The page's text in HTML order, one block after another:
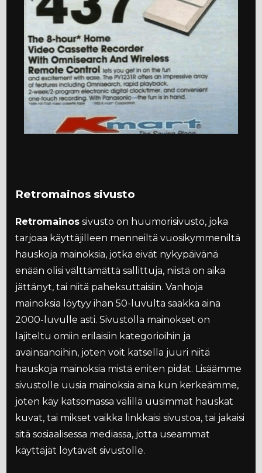
Retromainos sivusto
Retromainos sivusto on huumorisivusto, joka
tarjoaa käyttäjilleen menneiltä vuosikymmeniltä
hauskoja mainoksia, jotka eivät nykypäivänä
enään olisi välttämättä sallittuja, niistä on aika
jättänyt, tai niitä paheksuttaisiin. Vanhoja
mainoksia löytyy ihan 50-luvulta saakka aina
2000-luvulle asti. Sivustolla mainokset on
lajiteltu omiin erilaisiin kategorioihin ja
avainsanoihin, joten voit katsella juuri niitä
hauskoja mainoksia mistä eniten pidät. Lisäämme
sivustolle uusia mainoksia aina kun kerkeämme,
joten käy katsomassa välillä uusimmat hauskat
kuvat, tai mikset vaikka linkkaisi sivustoa, tai jakaisi
sitä sosiaalisessa mediassa, jotta useammat
käyttäjät löytävät sivustolle.